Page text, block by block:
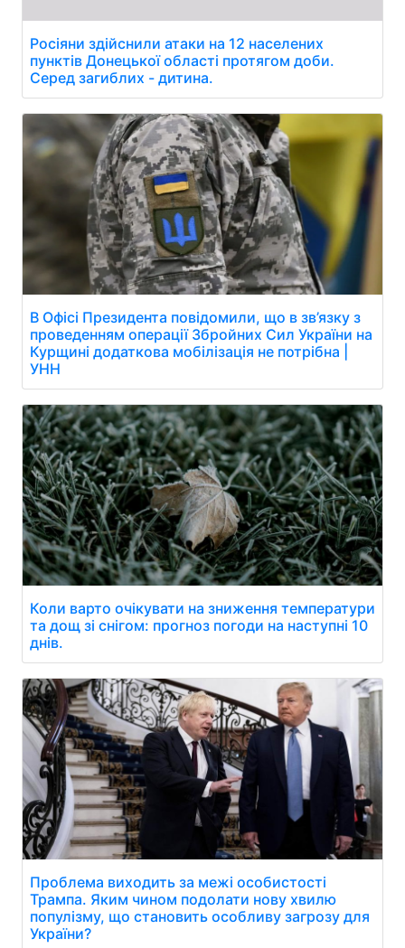
Росіяни здійснили атаки на 12 населених
пунктів Донецької області протягом доби.
Серед загиблих - дитина.
В Офісі Президента повідомили, що в зв’язку з
проведенням операції Збройних Сил України на
Курщині додаткова мобілізація не потрібна |
УНН
Коли варто очікувати на зниження температури
та дощ зі снігом: прогноз погоди на наступні 10
днів.
Проблема виходить за межі особистості
Трампа. Яким чином подолати нову хвилю
популізму, що становить особливу загрозу для
України?